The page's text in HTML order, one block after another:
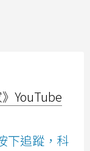
YouTube
下追蹤，科